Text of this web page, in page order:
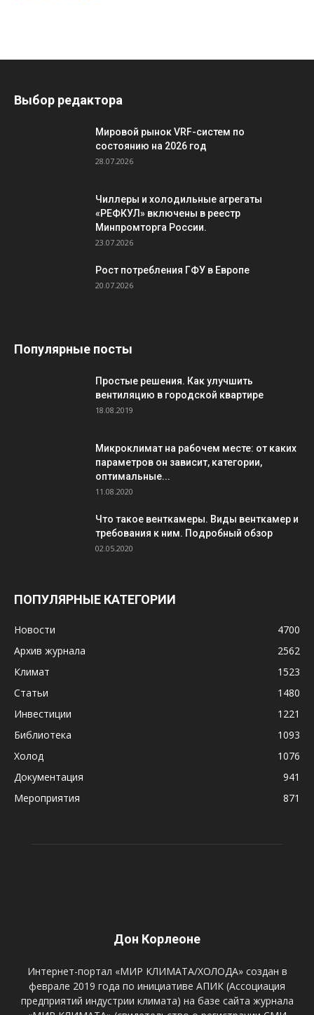
Выбор редактора
Мировой рынок VRF-систем по
состоянию на 2026 год
28.07.2026
Чиллеры и холодильные агрегаты
«РЕФКУЛ» включены в реестр
Минпромторга России.
23.07.2026
Рост потребления ГФУ в Европе
20.07.2026
Популярные посты
Простые решения. Как улучшить
вентиляцию в городской квартире
18.08.2019
Микроклимат на рабочем месте: от каких
параметров он зависит, категории,
оптимальные...
11.08.2020
Что такое венткамеры. Виды венткамер и
требования к ним. Подробный обзор
02.05.2020
ПОПУЛЯРНЫЕ КАТЕГОРИИ
Новости
4700
Архив журнала
2562
Климат
1523
Статьи
1480
Инвестиции
1221
Библиотека
1093
Холод
1076
Документация
941
Мероприятия
871
Дон Корлеоне
Интернет-портал «МИР КЛИМАТА/ХОЛОДА» создан в
феврале 2019 года по инициативе АПИК (Ассоциация
предприятий индустрии климата) на базе сайта журнала